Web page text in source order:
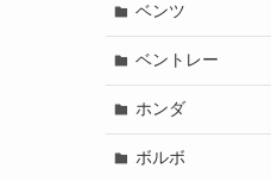
ベンツ
ベントレー
ホンダ
ボルボ